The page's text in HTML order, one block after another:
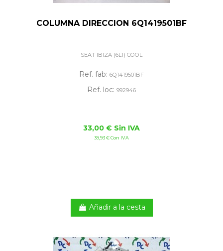
COLUMNA DIRECCION 6Q1419501BF
SEAT IBIZA (6L1) COOL
Ref. fab: 6Q1419501BF
Ref. loc: 992946
33,00 € Sin IVA
39,93 € Con IVA
Añadir a la cesta